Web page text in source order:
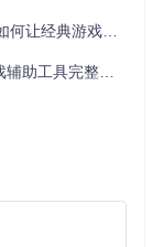
和Stor
心文件：d3d9.dl
Win11上完美运行
工具完整指南